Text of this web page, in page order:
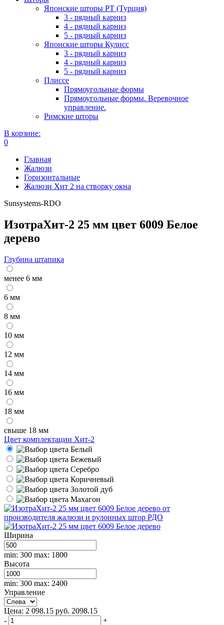
Японские шторы РТ (Турция)
3 - рядный карниз
4 - рядный карниз
5 - рядный карниз
Японские шторы Кулисс
3 - рядный карниз
4 - рядный карниз
5 - рядный карниз
Плиссе
Прямоугольные формы
Прямоугольные формы. Веревочное
управление.
Римские шторы
В корзине:
0
Главная
Жалюзи
Горизонтальные
Жалюзи Хит 2 на створку окна
Sunsystems-RDO
ИзотраХит-2 25 мм цвет 6009 Белое
дерево
Глубина штапика
менее 6 мм
6 мм
8 мм
10 мм
12 мм
14 мм
16 мм
18 мм
свыше 18 мм
Цвет комплектации Хит-2
Белый
Бежевый
Серебро
Коричневый
Золотой дуб
Махагон
Ширина
min: 300 max: 1800
Высота
min: 300 max: 2400
Управление
Цена: 2 098.15 руб. 2098.15
-
+